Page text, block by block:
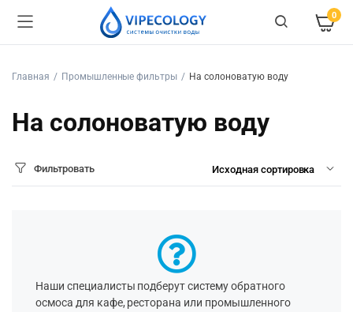
0
Главная Промышленные фильтры На солоноватую воду
На солоноватую воду
Фильтровать
Наши специалисты подберут систему обратного
осмоса для кафе, ресторана или промышленного